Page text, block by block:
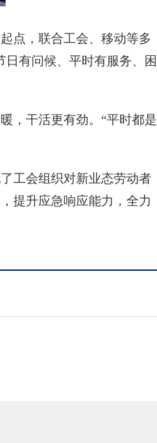
点，联合工会、移动等多
有问候、平时有服务、困
，干活更有劲。“平时都是
工会组织对新业态劳动者
提升应急响应能力，全力